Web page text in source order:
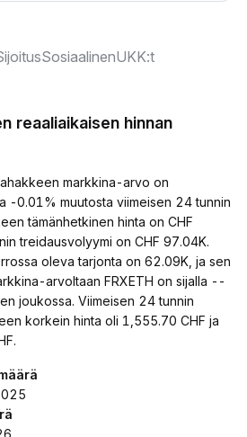
SosiaalinenUKK:t
reaaliaikaisen hinnan
markkina-arvo on
-0.01% muutosta viimeisen 24 tunnin
tämänhetkinen hinta on CHF
treidausvolyymi on CHF 97.04K.
oleva tarjonta on 62.09K, ja sen
arvoltaan FRXETH on sijalla --
joukossa. Viimeisen 24 tunnin
korkein hinta oli 1,555.70 CHF ja